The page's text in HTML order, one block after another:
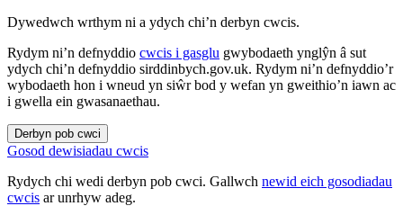
Dywedwch wrthym ni a ydych chi’n derbyn cwcis.
Rydym ni’n defnyddio cwcis i gasglu gwybodaeth ynglŷn â sut
ydych chi’n defnyddio sirddinbych.gov.uk. Rydym ni’n defnyddio’r
wybodaeth hon i wneud yn siŵr bod y wefan yn gweithio’n iawn ac
i gwella ein gwasanaethau.
Derbyn pob cwci
Gosod dewisiadau cwcis
Rydych chi wedi derbyn pob cwci. Gallwch newid eich gosodiadau
cwcis ar unrhyw adeg.